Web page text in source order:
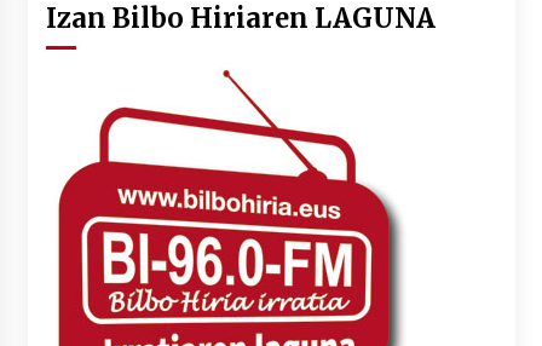
2026/07/03
SOINUGELA: Paul McCartney eta Ringo Starr-en
lan berriak
2026/07/03
MUSIBLA #297: Bide, Boards Of Canada, Somak,
Tiga, Twisted Teens, Underscores, Habia
2026/07/02
Izan Bilbo Hiriaren LAGUNA